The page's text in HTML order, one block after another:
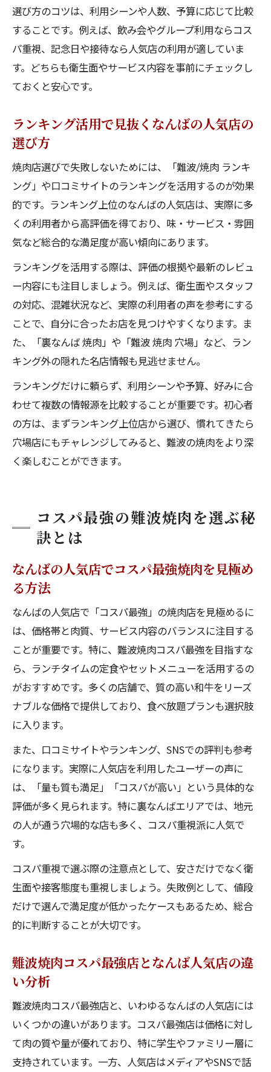
選び方のコツは、利用シーンや人数、予算に応じて比較
することです。例えば、飲み会やグループ利用ならコス
パ重視、記念日や接待なら人気店の利用が適していま
す。どちらも衛生面やサービス内容を事前にチェックし
ておくと安心です。
ランキング活用で見抜くなんばの人気店の
選び方
焼肉店選びで失敗しないためには、「難波/焼肉 ランキ
ング」や口コミサイトのランキングを活用するのが効果
的です。ランキング上位のなんばの人気店は、実際に多
くの利用者から高評価を得ており、味・サービス・雰囲
気など総合的な満足度が高い傾向にあります。
ランキングを活用する際は、評価の根拠や最新のレビュ
ー内容にも注目しましょう。例えば、衛生面やスタッフ
の対応、混雑状況など、実際の利用者の声を参考にする
ことで、自分に合ったお店を見つけやすくなります。ま
た、「裏なんば 焼肉」や「難波 焼肉 穴場」など、ラン
キング外の隠れた名店情報も見逃せません。
ランキングだけに頼らず、利用シーンや予算、好みに合
わせて複数の情報源を比較することが重要です。初心者
の方は、まずランキング上位店から選び、慣れてきたら
穴場店にもチャレンジしてみると、難波の焼肉をより深
く楽しむことができます。
コスパ最強の難波焼肉を選ぶ秘
訣とは
なんばの人気店でコスパ最強焼肉を見極め
る方法
なんばの人気店で「コスパ最強」の焼肉店を見極めるに
は、価格帯と肉質、サービス内容のバランスに注目する
ことが重要です。特に、難波焼肉コスパ最強を目指すな
ら、ランチタイムの定食やセットメニューを活用するの
がおすすめです。多くの店舗で、質の高い和牛をリーズ
ナブルな価格で提供しており、食べ放題プランも選択肢
に入ります。
また、口コミサイトやランキング、SNSでの評判も参考
になります。実際に人気店を利用したユーザーの声に
は、「量も質も満足」「コスパが高い」という具体的な
評価が多く見られます。特に裏なんばエリアでは、地元
の人が通う穴場的な店も多く、コスパ重視派に人気で
す。
コスパ重視で選ぶ際の注意点として、安さだけでなく衛
生面や接客態度も重視しましょう。失敗例として、値段
だけで選んで満足度が低かったケースもあるため、総合
的に判断することが大切です。
難波焼肉コスパ最強店となんば人気店の違
い分析
難波焼肉コスパ最強店と、いわゆるなんばの人気店には
いくつかの違いがあります。コスパ最強店は価格に対し
て肉の質や量が優れており、特に学生やファミリー層に
支持されています。一方、人気店はメディアやSNSで話